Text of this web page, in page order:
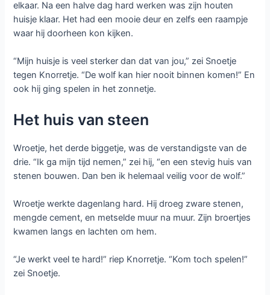
elkaar. Na een halve dag hard werken was zijn houten
huisje klaar. Het had een mooie deur en zelfs een raampje
waar hij doorheen kon kijken.
“Mijn huisje is veel sterker dan dat van jou,” zei Snoetje
tegen Knorretje. “De wolf kan hier nooit binnen komen!” En
ook hij ging spelen in het zonnetje.
Het huis van steen
Wroetje, het derde biggetje, was de verstandigste van de
drie. “Ik ga mijn tijd nemen,” zei hij, “en een stevig huis van
stenen bouwen. Dan ben ik helemaal veilig voor de wolf.”
Wroetje werkte dagenlang hard. Hij droeg zware stenen,
mengde cement, en metselde muur na muur. Zijn broertjes
kwamen langs en lachten om hem.
“Je werkt veel te hard!” riep Knorretje. “Kom toch spelen!”
zei Snoetje.